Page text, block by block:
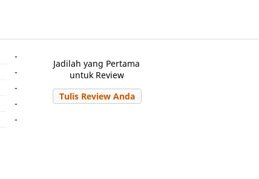
-
-
-
-
-
Jadilah yang Pertama
untuk Review
Tulis Review Anda